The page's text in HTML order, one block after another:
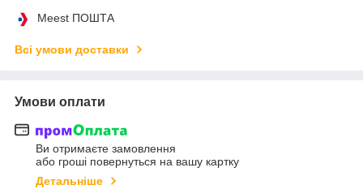
Meest ПОШТА
Всі умови доставки
Умови оплати
Ви отримаєте замовлення
або гроші повернуться на вашу картку
Детальніше